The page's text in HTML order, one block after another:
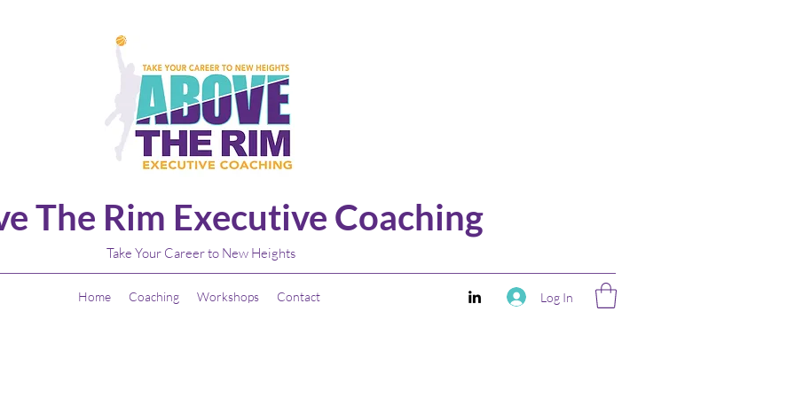
The Rim Executive Coaching
Take Your Career to New Heights
Home Coaching Workshops Contact Log In